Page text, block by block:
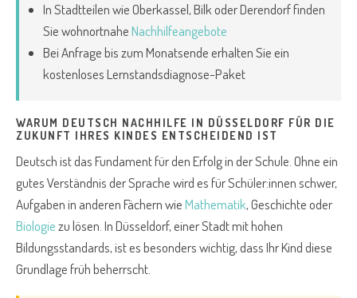
In Stadtteilen wie Oberkassel, Bilk oder Derendorf finden
Sie wohnortnahe Nachhilfeangebote
Bei Anfrage bis zum Monatsende erhalten Sie ein
kostenloses Lernstandsdiagnose-Paket
WARUM DEUTSCH NACHHILFE IN DÜSSELDORF FÜR DIE
ZUKUNFT IHRES KINDES ENTSCHEIDEND IST
Deutsch ist das Fundament für den Erfolg in der Schule. Ohne ein
gutes Verständnis der Sprache wird es für Schüler:innen schwer,
Aufgaben in anderen Fächern wieMathematik, Geschichte oder
Biologiezu lösen. In Düsseldorf, einer Stadt mit hohen
Bildungsstandards, ist es besonders wichtig, dass Ihr Kind diese
Grundlage früh beherrscht.